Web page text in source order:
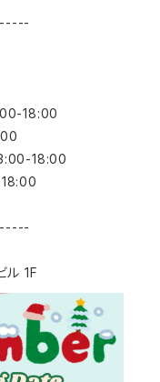
18:00
18:00
ル 1F